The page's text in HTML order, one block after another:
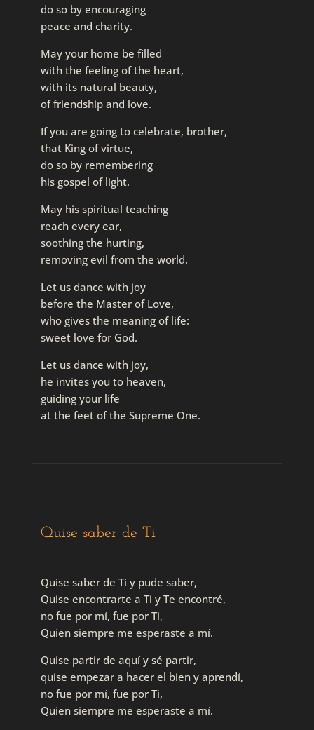
do so by encouraging
peace and charity.
May your home be filled
with the feeling of the heart,
with its natural beauty,
of friendship and love.
If you are going to celebrate, brother,
that King of virtue,
do so by remembering
his gospel of light.
May his spiritual teaching
reach every ear,
soothing the hurting,
removing evil from the world.
Let us dance with joy
before the Master of Love,
who gives the meaning of life:
sweet love for God.
Let us dance with joy,
he invites you to heaven,
guiding your life
at the feet of the Supreme One.
Quise saber de Ti
Quise saber de Ti y pude saber,
Quise encontrarte a Ti y Te encontré,
no fue por mí, fue por Ti,
Quien siempre me esperaste a mí.
Quise partir de aquí y sé partir,
quise empezar a hacer el bien y aprendí,
no fue por mí, fue por Ti,
Quien siempre me esperaste a mí.